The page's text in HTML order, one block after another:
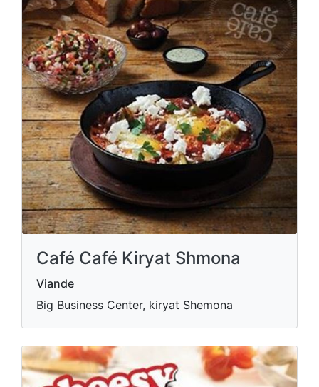
Café Café Kiryat Shmona
Viande
Big Business Center, kiryat Shemona